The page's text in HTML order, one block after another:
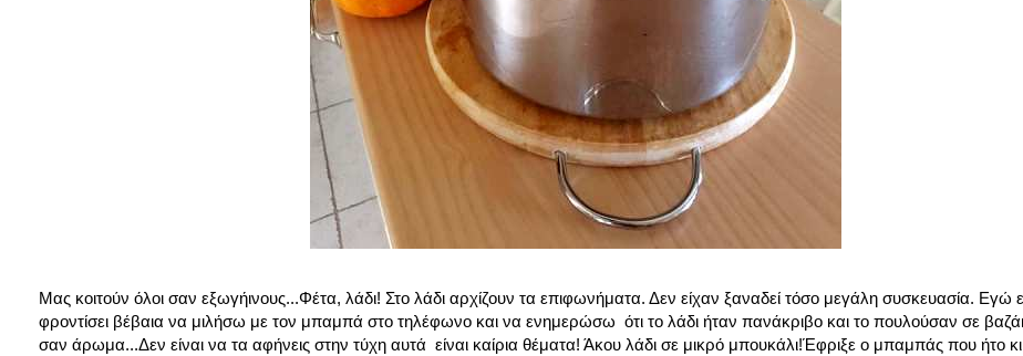
Μας κοιτούν όλοι σαν εξωγήινους...Φέτα, λάδι! Στο λάδι αρχίζουν τα επιφωνήματα. Δεν είχαν ξαναδεί τόσο μεγάλη συσκευασία. Εγώ
φροντίσει βέβαια να μιλήσω με τον μπαμπά στο τηλέφωνο και να ενημερώσω ότι το λάδι ήταν πανάκριβο και το πουλούσαν σε
σαν άρωμα...Δεν είναι να τα αφήνεις στην τύχη αυτά είναι καίρια θέματα! Άκου λάδι σε μικρό μπουκάλι!Έφριξε ο μπαμπάς που ήτο κι